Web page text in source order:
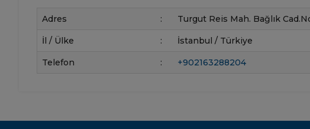
Adres : Turgut Reis Mah. Bağlık
İl / Ülke : İstanbul / Türkiye
Telefon : +902163288204